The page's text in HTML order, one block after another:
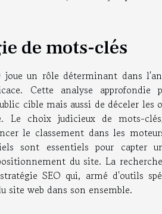
de mots-clés
joue un rôle déterminant dans
Cette analyse
cible mais aussi de déceler
Le choix judicieux de mots-
le classement dans les
sont essentiels pour
du site. La
SEO qui, armé d'outils
site web dans son ensemble.